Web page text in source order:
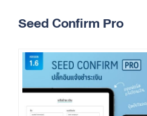
Seed Confirm Pro